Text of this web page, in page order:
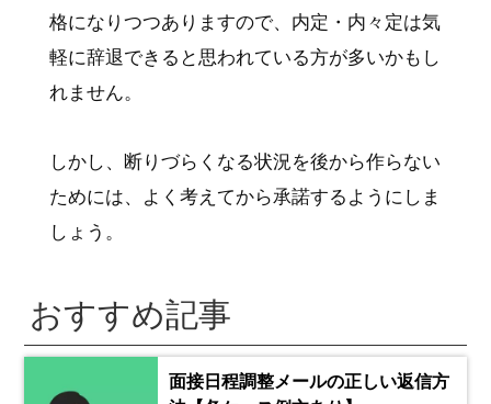
格になりつつありますので、内定・内々定は気
軽に辞退できると思われている方が多いかもし
れません。
しかし、断りづらくなる状況を後から作らない
ためには、よく考えてから承諾するようにしま
しょう。
おすすめ記事
面接日程調整メールの正しい返信方